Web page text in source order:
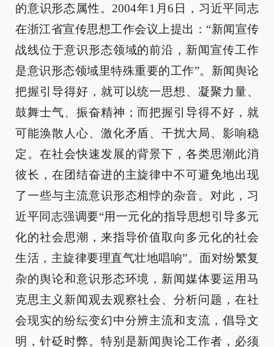
的意识形态属性。2004年1月6日，习近平同志
在浙江省宣传思想工作会议上提出：“新闻宣传
战线位于意识形态领域的前沿，新闻宣传工作
是意识形态领域里特殊重要的工作”。新闻舆论
把握引导得好，就可以统一思想、凝聚力量、
鼓舞士气、振奋精神；而把握引导得不好，就
可能涣散人心、激化矛盾、干扰大局、影响稳
定。在社会快速发展的背景下，各类思潮此消
彼长，在团结奋进的主旋律中不可避免地出现
了一些与主流意识形态相悖的杂音。对此，习
近平同志强调要“用一元化的指导思想引导多元
化的社会思潮，来指导价值取向多元化的社会
生活，主旋律要理直气壮地唱响”。面对纷繁复
杂的舆论和意识形态环境，新闻媒体要运用马
克思主义新闻观去观察社会、分析问题，在社
会现实的纷纭变幻中分辨主流和支流，倡导文
明，针砭时弊。特别是新闻舆论工作者，必须